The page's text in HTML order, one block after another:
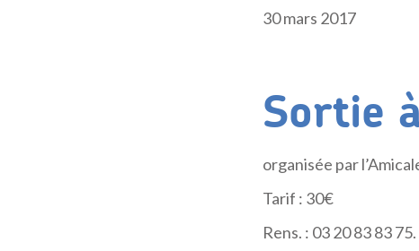
30 mars 2017
Sortie
organisée par
Tarif : 30€
Rens. : 03 20 83 83 75.